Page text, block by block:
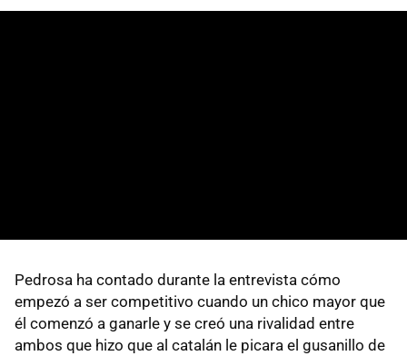
Pedrosa ha contado durante la entrevista cómo
empezó a ser competitivo cuando un chico mayor que
él comenzó a ganarle y se creó una rivalidad entre
ambos que hizo que al catalán le picara el gusanillo de